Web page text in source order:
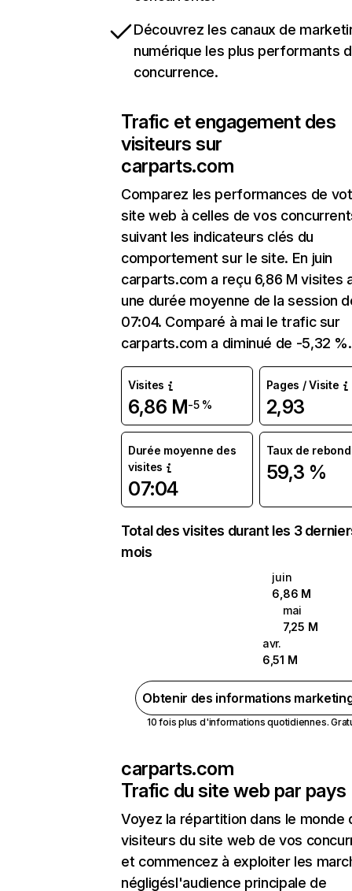
Découvrez les canaux de
numérique les plus performants
concurrence.
Trafic et engagement des
visiteurs sur
carparts.com
Comparez les performances de
site web à celles de vos
suivant les indicateurs clés du
comportement sur le site. En juin
carparts.com a reçu 6,86 M visites
une durée moyenne de la session
07:04. Comparé à mai le trafic sur
carparts.com a diminué de -5,32 %.
Visites
6,86 M-5 %
Pages / Visite
2,93
Durée moyenne des
visites
07:04
Taux de rebond
59,3 %
Total des visites durant les 3
mois
juin
6,86 M
mai
7,25 M
avr.
6,51 M
Obtenir des informations
10 fois plus d'informations quotidiennes.
carparts.com
Trafic du site web par pays
Voyez la répartition dans le monde
visiteurs du site web de vos
et commencez à exploiter les
négligésl'audience principale de